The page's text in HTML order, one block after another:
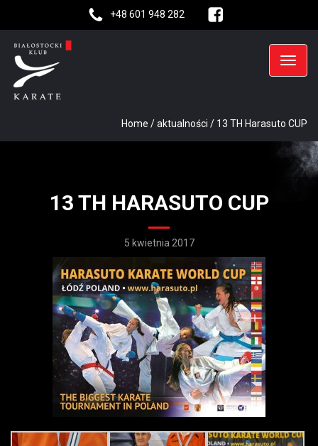
+48 601 948 282
Home /aktualności / 13 TH Harasuto CUP
13 TH HARASUTO CUP
5 kwietnia 2017